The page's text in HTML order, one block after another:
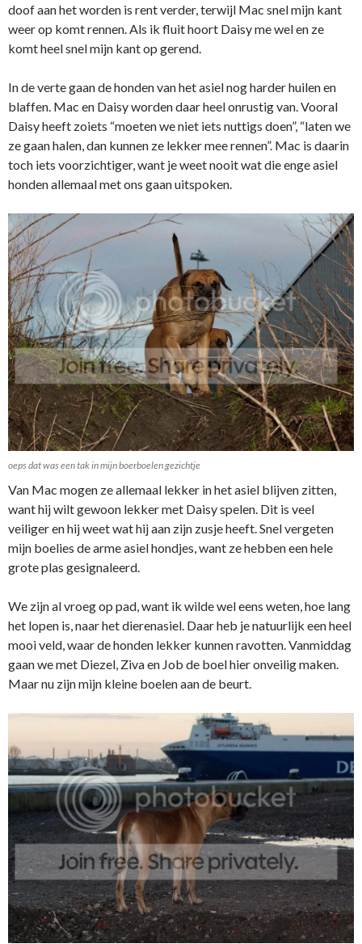
doof aan het worden is rent verder, terwijl Mac snel mijn kant
weer op komt rennen. Als ik fluit hoort Daisy me wel en ze
komt heel snel mijn kant op gerend.
In de verte gaan de honden van het asiel nog harder huilen en
blaffen. Mac en Daisy worden daar heel onrustig van. Vooral
Daisy heeft zoiets “moeten we niet iets nuttigs doen”, “laten we
ze gaan halen, dan kunnen ze lekker mee rennen”. Mac is daarin
toch iets voorzichtiger, want je weet nooit wat die enge asiel
honden allemaal met ons gaan uitspoken.
oeps dat was een tak in mijn boerboelen gezichtje
Van Mac mogen ze allemaal lekker in het asiel blijven zitten,
want hij wilt gewoon lekker met Daisy spelen. Dit is veel
veiliger en hij weet wat hij aan zijn zusje heeft. Snel vergeten
mijn boelies de arme asiel hondjes, want ze hebben een hele
grote plas gesignaleerd.
We zijn al vroeg op pad, want ik wilde wel eens weten, hoe lang
het lopen is, naar het dierenasiel. Daar heb je natuurlijk een heel
mooi veld, waar de honden lekker kunnen ravotten. Vanmiddag
gaan we met Diezel, Ziva en Job de boel hier onveilig maken.
Maar nu zijn mijn kleine boelen aan de beurt.